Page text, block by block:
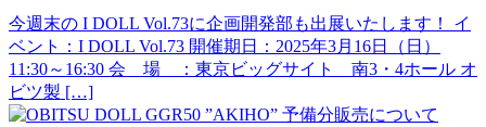
今週末の I DOLL Vol.73に企画開発部も出展いたします！ イ
ベント：I DOLL Vol.73 開催期日：2025年3月16日（日）
11:30～16:30 会 場 ：東京ビッグサイト 南3・4ホール オ
ビツ製 […]